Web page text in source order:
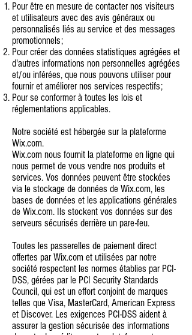
Pour être en mesure de contacter nos visiteurs
et utilisateurs avec des avis généraux ou
personnalisés liés au service et des messages
promotionnels;
Pour créer des données statistiques agrégées et
d'autres informations non personnelles agrégées
et/ou inférées, que nous pouvons utiliser pour
fournir et améliorer nos services respectifs;
Pour se conformer à toutes les lois et
réglementations applicables.
Notre société est hébergée sur la plateforme
Wix.com.
Wix.com nous fournit la plateforme en ligne qui
nous permet de vous vendre nos produits et
services. Vos données peuvent être stockées
via le stockage de données de Wix.com, les
bases de données et les applications générales
de Wix.com. Ils stockent vos données sur des
serveurs sécurisés derrière un pare-feu.
Toutes les passerelles de paiement direct
offertes par Wix.com et utilisées par notre
société respectent les normes établies par PCI-
DSS, gérées par le PCI Security Standards
Council, qui est un effort conjoint de marques
telles que Visa, MasterCard, American Express
et Discover. Les exigences PCI-DSS aident à
assurer la gestion sécurisée des informations